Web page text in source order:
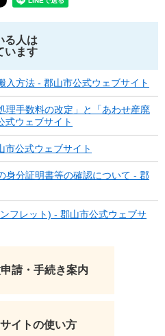
る人は
います
入方法 - 郡山市公式ウェブサイト
理手数料の改定」と「あわせ産廃
式ウェブサイト
市公式ウェブサイト
身分証明書等の確認について - 郡
フレット) - 郡山市公式ウェブサ
請・手続き案内
イトの使い方